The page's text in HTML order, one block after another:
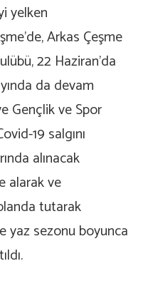
yelken
Arkas Çeşme
22 Haziran’da
da devam
Gençlik ve Spor
19 salgını
alınacak
alarak ve
tutarak
yaz sezonu boyunca